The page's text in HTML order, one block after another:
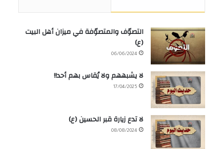
التصوّف والمتصوّفة في ميزان أهل البيت
(ع)
06/06/2024
لا يشبههم ولا يُقاس بهم أحد!!
17/04/2025
لا تدع زيارة قبر الحسين (ع)
08/08/2024